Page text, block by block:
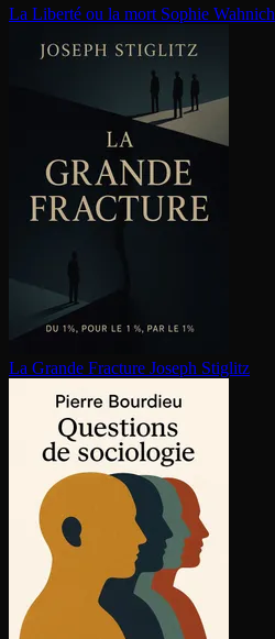
La Liberté ou la mort Sophie Wahnich
La Grande Fracture Joseph Stiglitz